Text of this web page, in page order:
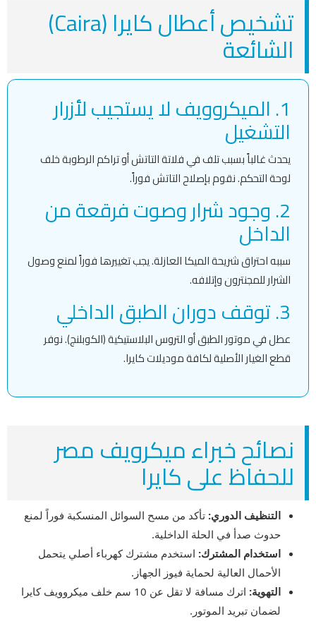
تشخيص أعطال كايرا (Caira)
الشائعة
1. الميكروويف لا يستجيب لأزرار
التشغيل
يحدث غالباً بسبب تلف في فلاتة التاتش أو تراكم الرطوبة خلف
لوحة التحكم. نقوم بإصلاح التاتش فوراً.
2. وجود شرار وصوت فرقعة من
الداخل
سببه احتراق شريحة الميكا العازلة. يجب تغييرها فوراً لمنع وصول
الشرار للمجنترون وإتلافه.
3. توقف دوران الطبق الداخلي
عطل في موتور الطبق أو التروس البلاستيكية (الكوبلنج). نوفر
قطع الغيار الأصلية لكافة موديلات كايرا.
نصائح خبراء ميكرويف مصر
للحفاظ على كايرا
التنظيف الدوري: تأكد من مسح السوائل المنسكبة فوراً لمنع
حدوث صدأ في الحلة الداخلية.
استخدام المشترك: استخدم مشترك كهرباء أصلي يتحمل
الأحمال العالية لحماية فيوز الجهاز.
التهوية:
اترك مسافة لا تقل عن 10 سم خلف ميكروويف كايرا
لضمان تبريد الموتور.